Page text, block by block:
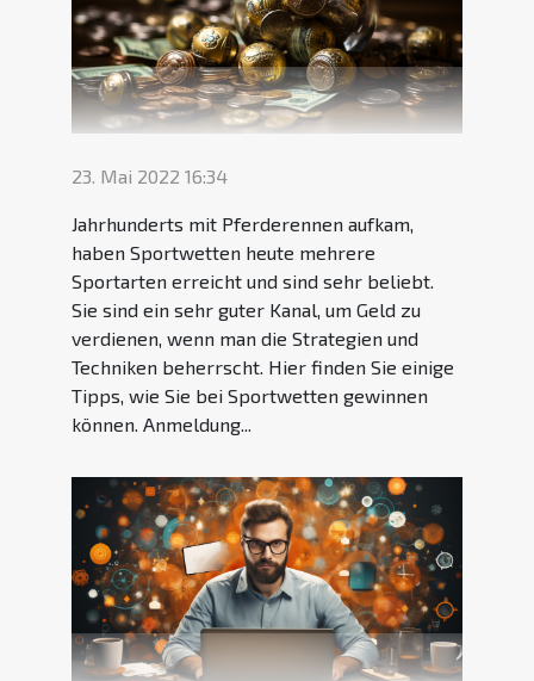
23. Mai 2022 16:34
Jahrhunderts mit Pferderennen aufkam,
haben Sportwetten heute mehrere
Sportarten erreicht und sind sehr beliebt.
Sie sind ein sehr guter Kanal, um Geld zu
verdienen, wenn man die Strategien und
Techniken beherrscht. Hier finden Sie einige
Tipps, wie Sie bei Sportwetten gewinnen
können. Anmeldung...